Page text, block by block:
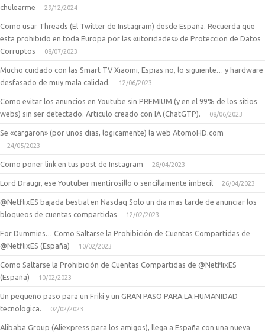
chulearme
29/12/2024
Como usar Threads (El Twitter de Instagram) desde España. Recuerda que
esta prohibido en toda Europa por las «utoridades» de Proteccion de Datos
Corruptos
08/07/2023
Mucho cuidado con las Smart TV Xiaomi, Espias no, lo siguiente… y hardware
desfasado de muy mala calidad.
12/06/2023
Como evitar los anuncios en Youtube sin PREMIUM (y en el 99% de los sitios
webs) sin ser detectado. Articulo creado con IA (ChatGTP).
08/06/2023
Se «cargaron» (por unos dias, logicamente) la web AtomoHD.com
24/05/2023
Como poner link en tus post de Instagram 28/04/2023
Lord Draugr, ese Youtuber mentirosillo o sencillamente imbecil 26/04/2023
@NetflixES bajada bestial en Nasdaq Solo un dia mas tarde de anunciar los
bloqueos de cuentas compartidas
12/02/2023
For Dummies… Como Saltarse la Prohibición de Cuentas Compartidas de
@NetflixES (España)
10/02/2023
Como Saltarse la Prohibición de Cuentas Compartidas de @NetflixES
(España)
10/02/2023
Un pequeño paso para un Friki y un GRAN PASO PARA LA HUMANIDAD
tecnologica.
02/02/2023
Alibaba Group (Aliexpress para los amigos), llega a España con una nueva